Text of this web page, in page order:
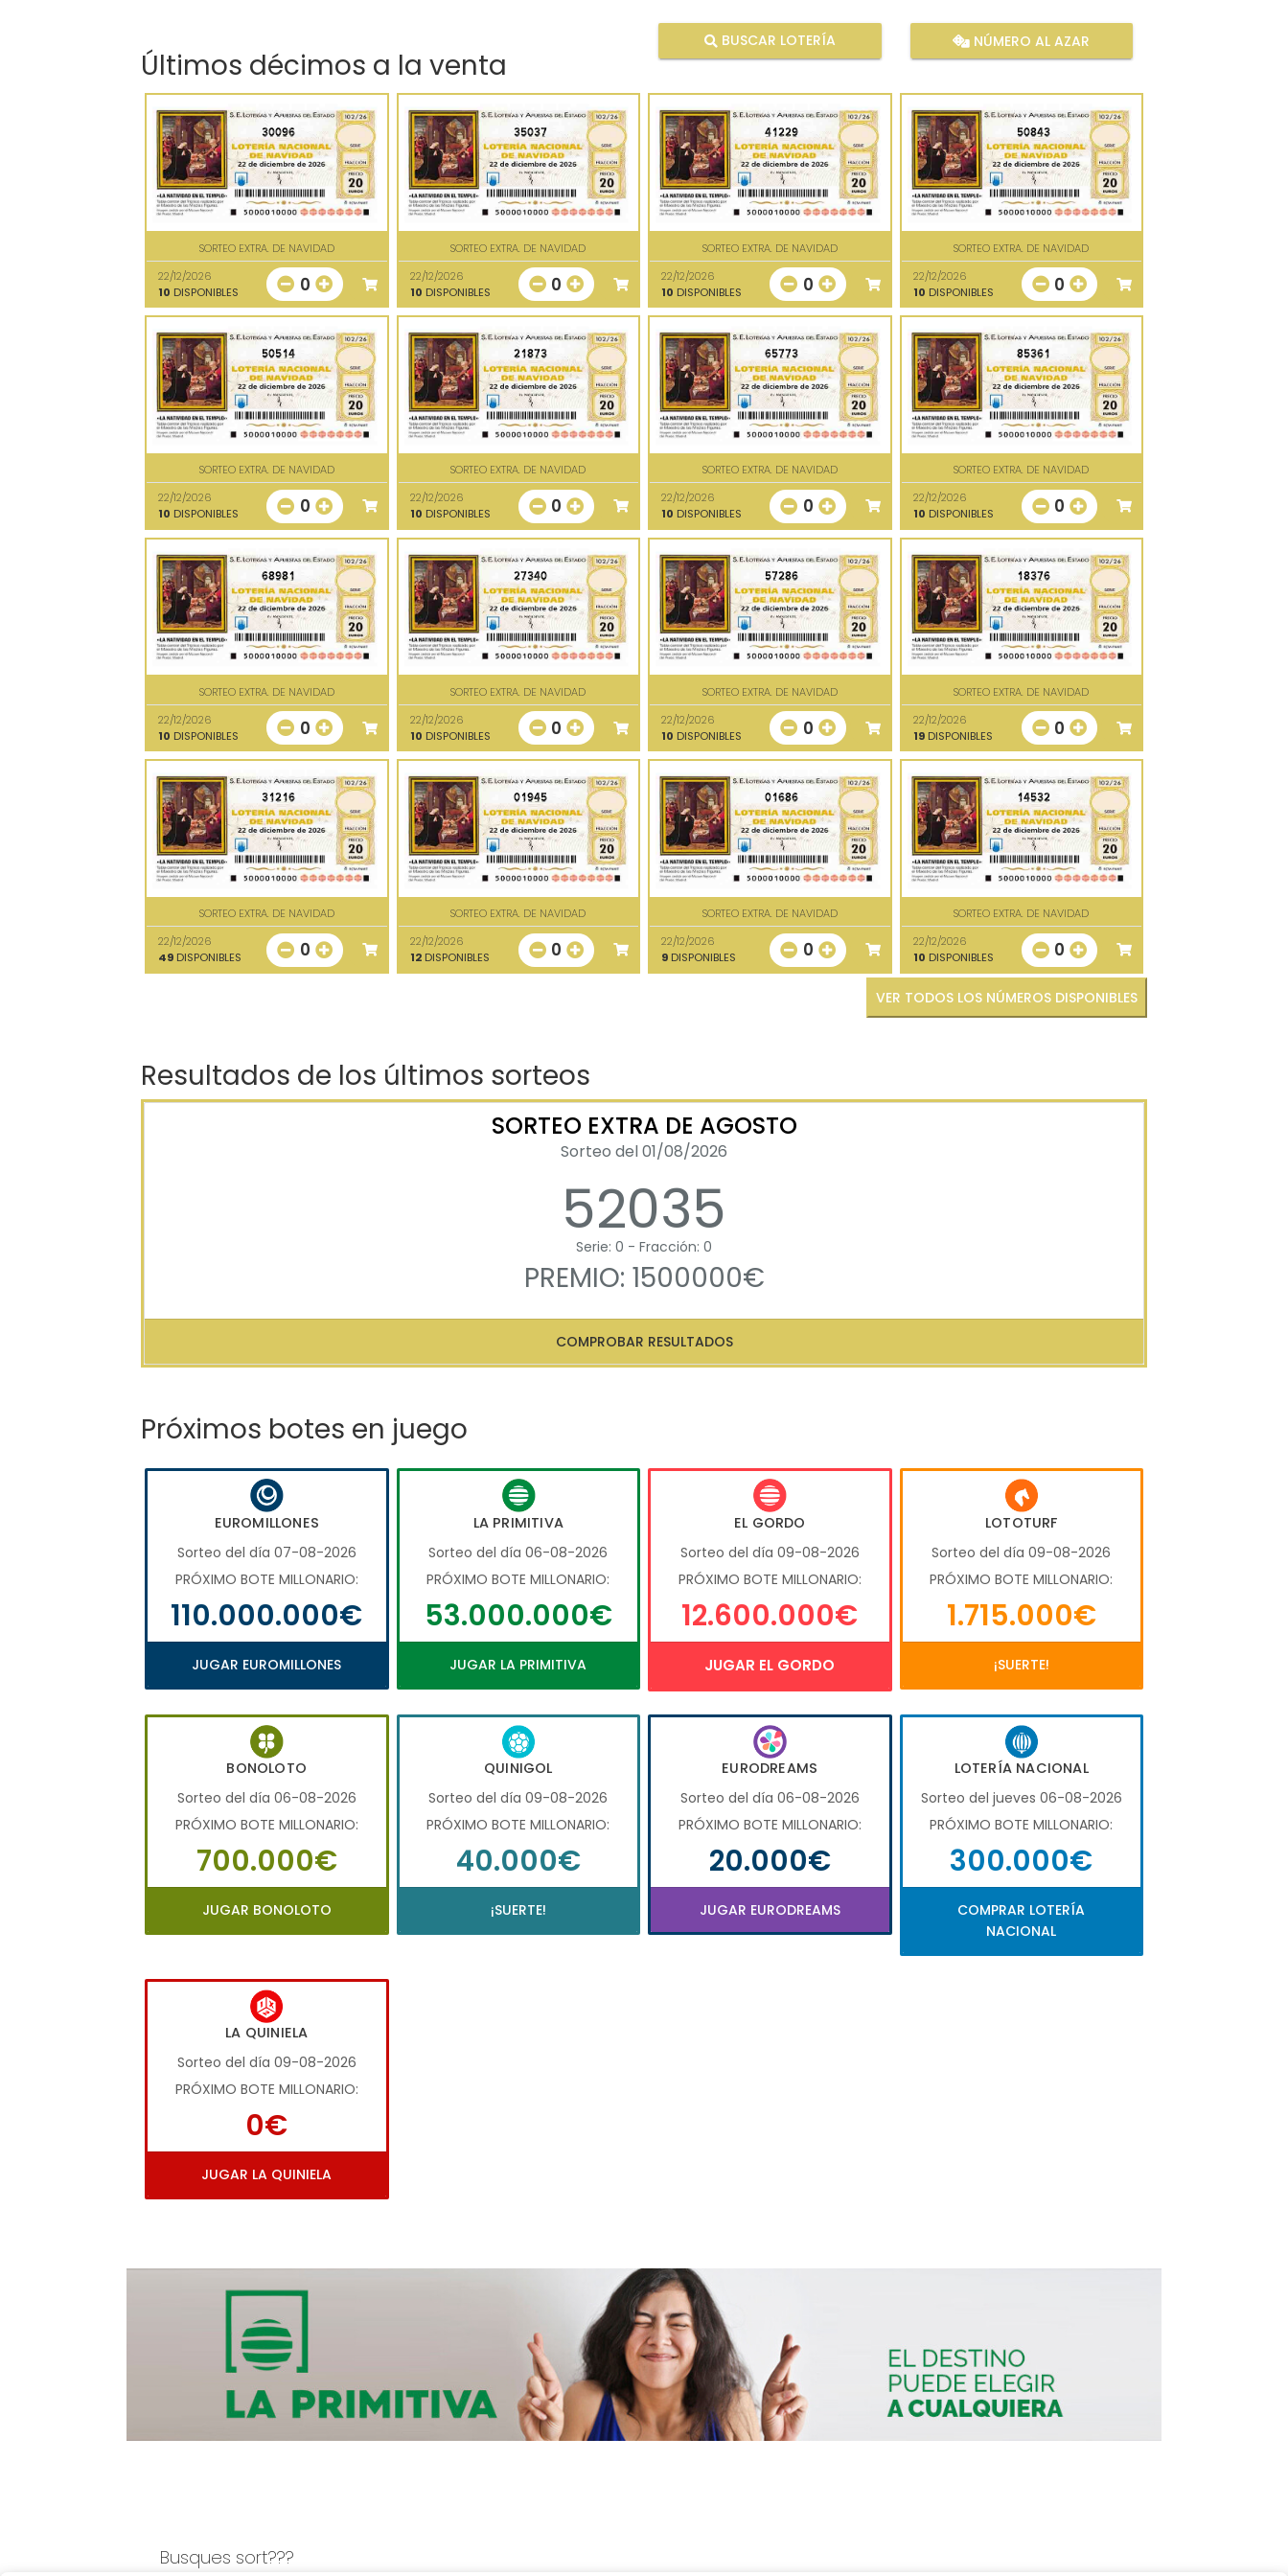
Últimos décimos a la venta
BUSCAR LOTERÍA NÚMERO AL AZAR
30096
SORTEO EXTRA. DE NAVIDAD
22/12/2026
10 DISPONIBLES 0
35037
SORTEO EXTRA. DE NAVIDAD
22/12/2026
10 DISPONIBLES 0
41229
SORTEO EXTRA. DE NAVIDAD
22/12/2026
10 DISPONIBLES 0
50843
SORTEO EXTRA. DE NAVIDAD
22/12/2026
10 DISPONIBLES 0
50514
SORTEO EXTRA. DE NAVIDAD
22/12/2026
10 DISPONIBLES 0
21873
SORTEO EXTRA. DE NAVIDAD
22/12/2026
10 DISPONIBLES 0
65773
SORTEO EXTRA. DE NAVIDAD
22/12/2026
10 DISPONIBLES 0
85361
SORTEO EXTRA. DE NAVIDAD
22/12/2026
10 DISPONIBLES 0
68981
SORTEO EXTRA. DE NAVIDAD
22/12/2026
10 DISPONIBLES 0
27340
SORTEO EXTRA. DE NAVIDAD
22/12/2026
10 DISPONIBLES 0
57286
SORTEO EXTRA. DE NAVIDAD
22/12/2026
10 DISPONIBLES 0
18376
SORTEO EXTRA. DE NAVIDAD
22/12/2026
19DISPONIBLES 0
31216
SORTEO EXTRA. DE NAVIDAD
22/12/2026
49 DISPONIBLES 0
01945
SORTEO EXTRA. DE NAVIDAD
22/12/2026
12DISPONIBLES 0
01686
SORTEO EXTRA. DE NAVIDAD
22/12/2026
9 DISPONIBLES 0
14532
SORTEO EXTRA. DE NAVIDAD
22/12/2026
10 DISPONIBLES 0
VER TODOS LOS NÚMEROS DISPONIBLES
Resultados de los últimos sorteos
SORTEO EXTRA DE AGOSTO
Sorteo del 01/08/2026
52035
Serie: 0 - Fracción: 0
PREMIO: 1500000€
COMPROBAR RESULTADOS
Próximos botes en juego
EUROMILLONES
Sorteo del día 07-08-2026
PRÓXIMO BOTE MILLONARIO:
110.000.000€
JUGAR EUROMILLONES
LA PRIMITIVA
Sorteo del día 06-08-2026
PRÓXIMO BOTE MILLONARIO:
53.000.000€
JUGAR LA PRIMITIVA
EL GORDO
Sorteo del día 09-08-2026
PRÓXIMO BOTE MILLONARIO:
12.600.000€
JUGAR EL GORDO
LOTOTURF
Sorteo del día 09-08-2026
PRÓXIMO BOTE MILLONARIO:
1.715.000€
¡SUERTE!
BONOLOTO
Sorteo del día 06-08-2026
PRÓXIMO BOTE MILLONARIO:
700.000€
JUGAR BONOLOTO
QUINIGOL
Sorteo del día 09-08-2026
PRÓXIMO BOTE MILLONARIO:
40.000€
¡SUERTE!
EURODREAMS
Sorteo del día 06-08-2026
PRÓXIMO BOTE MILLONARIO:
20.000€
JUGAR EURODREAMS
LOTERÍA NACIONAL
Sorteo del jueves 06-08-2026
PRÓXIMO BOTE MILLONARIO:
300.000€
COMPRAR LOTERÍA
NACIONAL
LA QUINIELA
Sorteo del día 09-08-2026
PRÓXIMO BOTE MILLONARIO:
0€
JUGAR LA QUINIELA
Busques sort???